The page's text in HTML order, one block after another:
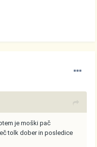
je moški pač
tolk dober in posledice